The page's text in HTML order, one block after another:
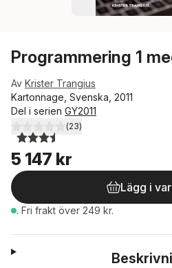
Programmering 1
Av Krister Trangius
Kartonnage, Svenska, 2011
Del i serien GY2011
3,5utav 5 stjärnor. Totalt antal röster:
(23)
5 147 kr
Lägg i
. Fri frakt över 249 kr.